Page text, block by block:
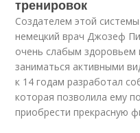
тренировок
Создателем этой
немецкий врач Джозеф
очень слабым
заниматься активными
к 14 годам разработал
которая позволила ему
приобрести прекрасную